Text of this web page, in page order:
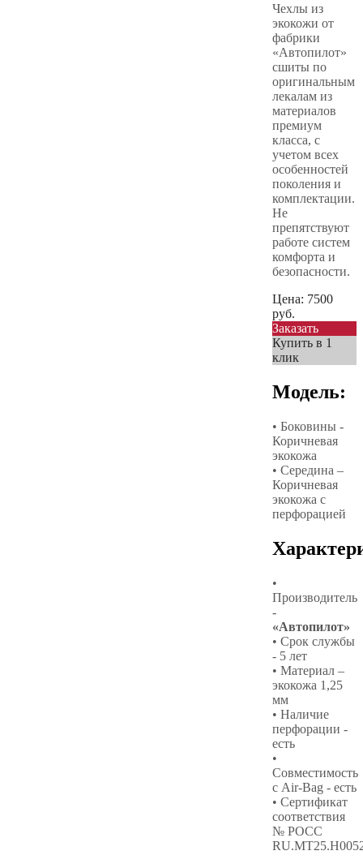
Чехлы из
экокожи от
фабрики
«Автопилот»
сшиты по
оригинальным
лекалам из
материалов
премиум
класса, с
учетом всех
особенностей
поколения и
комплектации.
Не
препятствуют
работе систем
комфорта и
безопасности.
Цена: 7500
руб.
Заказать
Купить в 1
клик
Модель:
• Боковины -
Коричневая
экокожа
• Середина –
Коричневая
экокожа с
перфорацией
•
Производитель
-
«Автопилот»
• Срок службы
- 5 лет
• Материал –
экокожа 1,25
мм
• Наличие
перфорации -
есть
•
Совместимость
с Air-Bag - есть
• Сертификат
соответствия
№ РОСС